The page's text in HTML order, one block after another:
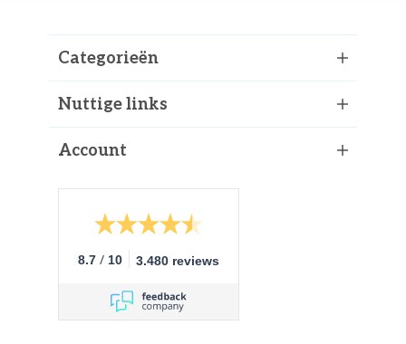
Categorieën
Nuttige links
Account
8.7 / 10 3.480 reviews